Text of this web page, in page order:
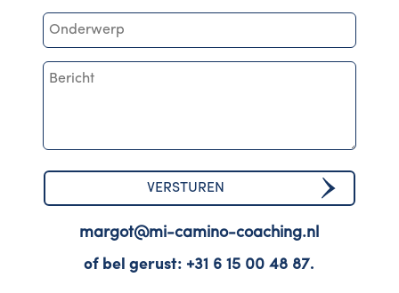
margot@mi-camino-coaching.nl
of bel gerust: +31 6 15 00 48 87.